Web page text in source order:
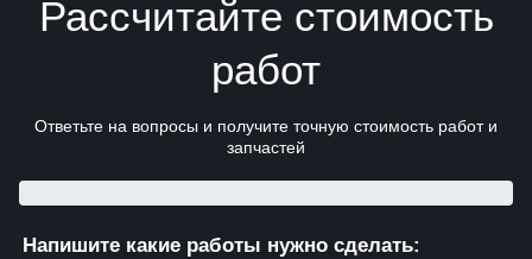
Рассчитайте стоимость
работ
Ответьте на вопросы и получите точную стоимость работ и
запчастей
Напишите какие работы нужно сделать: